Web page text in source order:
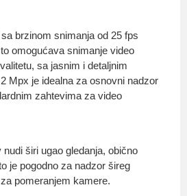
brzinom snimanja od 25 fps
omogućava snimanje video
sa jasnim i detaljnim
Mpx je idealna za osnovni nadzor
zahtevima za video
širi ugao gledanja, obično
je pogodno za nadzor šireg
pomeranjem kamere.